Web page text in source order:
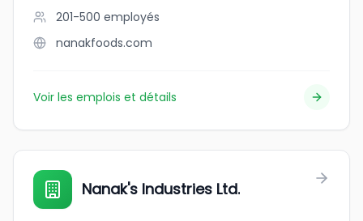
201-500 employés
nanakfoods.com
Voir les emplois et détails
Nanak's Industries Ltd.